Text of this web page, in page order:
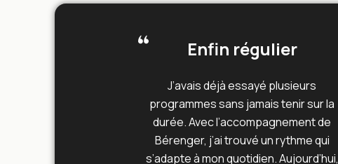
Enfin régulier
J’avais déjà essayé plusieurs
programmes sans jamais tenir sur la
durée. Avec l’accompagnement de
Bérenger, j’ai trouvé un rythme qui
s’adapte à mon quotidien. Aujourd’hui,